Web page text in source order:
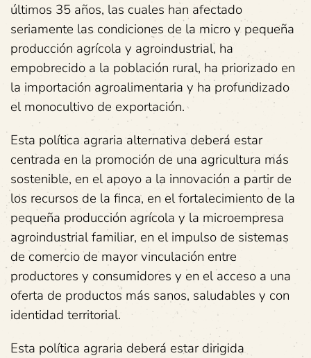
últimos 35 años, las cuales han afectado
seriamente las condiciones de la micro y pequeña
producción agrícola y agroindustrial, ha
empobrecido a la población rural, ha priorizado en
la importación agroalimentaria y ha profundizado
el monocultivo de exportación.
Esta política agraria alternativa deberá estar
centrada en la promoción de una agricultura más
sostenible, en el apoyo a la innovación a partir de
los recursos de la finca, en el fortalecimiento de la
pequeña producción agrícola y la microempresa
agroindustrial familiar, en el impulso de sistemas
de comercio de mayor vinculación entre
productores y consumidores y en el acceso a una
oferta de productos más sanos, saludables y con
identidad territorial.
Esta política agraria deberá estar dirigida